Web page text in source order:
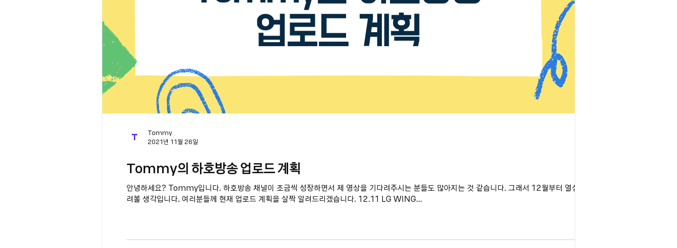
Tommy의 하호방송 업로드 계획
안녕하세요? Tommy입니다. 하호방송 채널이 조금씩 성장하면서 제 영상을 기다려주시는 분들도 많아지는 것 같습니다. 그래서 12월부터 열심히 달
려볼 생각입니다. 여러분들께 현재 업로드 계획을 살짝 알려드리겠습니다. 12.11 LG WING...
Tommy
2021년 11월 26일